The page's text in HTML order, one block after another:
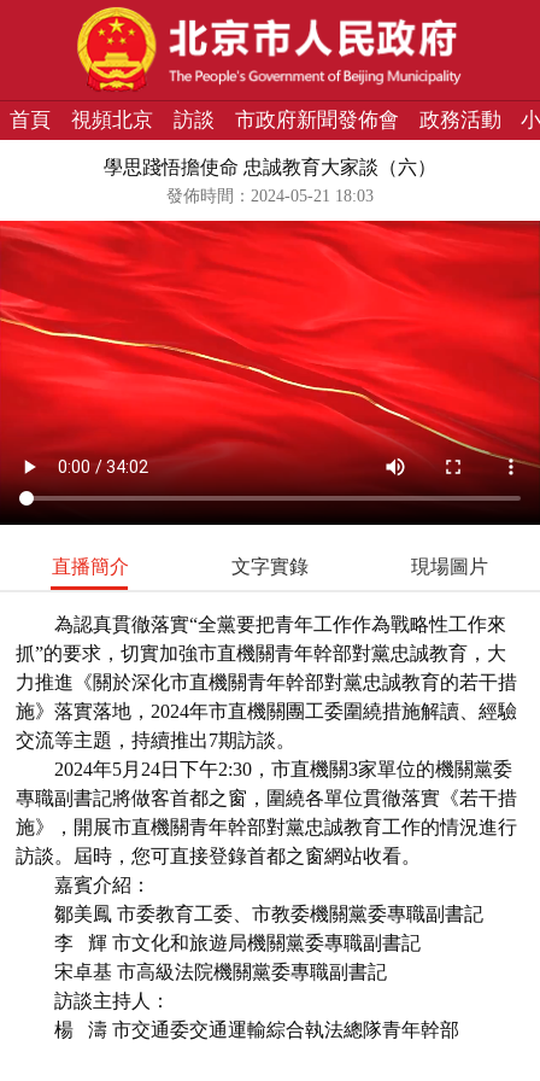
首頁 視頻北京 訪談 市政府新聞發佈會 政務活動
學思踐悟擔使命 忠誠教育大家談（六）
發佈時間：2024-05-21 18:03
直播簡介 文字實錄 現場圖片
為認真貫徹落實“全黨要把青年工作作為戰略性工作來
抓”的要求，切實加強市直機關青年幹部對黨忠誠教育，大
力推進《關於深化市直機關青年幹部對黨忠誠教育的若干措
施》落實落地，2024年市直機關團工委圍繞措施解讀、經驗
交流等主題，持續推出7期訪談。
2024年5月24日下午2:30，市直機關3家單位的機關黨委
專職副書記將做客首都之窗，圍繞各單位貫徹落實《若干措
施》，開展市直機關青年幹部對黨忠誠教育工作的情況進行
訪談。屆時，您可直接登錄首都之窗網站收看。
嘉賓介紹：
鄒美鳳 市委教育工委、市教委機關黨委專職副書記
李 輝 市文化和旅遊局機關黨委專職副書記
宋卓基 市高級法院機關黨委專職副書記
訪談主持人：
楊 濤 市交通委交通運輸綜合執法總隊青年幹部